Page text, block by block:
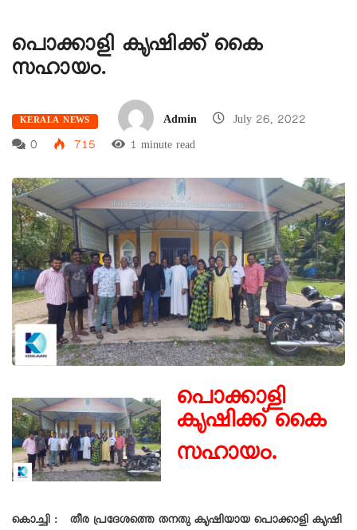
പൊക്കാളി കൃഷിക്ക് കൈ
സഹായം.
KERALA NEWS Admin
July 26, 2022
0
715 1 minute read
പൊക്കാളി
കൃഷിക്ക് കൈ
സഹായം.
കൊച്ചി : തീര പ്രദേശത്തെ തനതു കൃഷിയായ പൊക്കാളി കൃഷി